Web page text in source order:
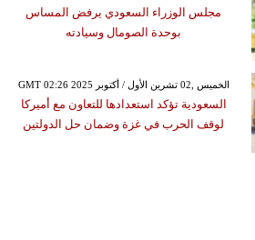
مجلس الوزراء السعودي يرفض المساس
بوحدة الصومال وسيادته
GMT 02:26 2025 الخميس ,02 تشرين الأول / أكتوبر
السعودية تؤكد استعدادها للتعاون مع أميركا
لوقف الحرب في غزة وضمان حل الدولتين